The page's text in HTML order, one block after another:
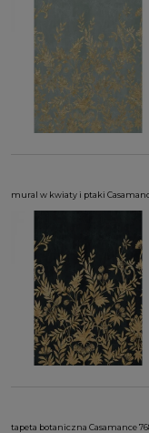
mural w kwiaty i ptaki
tapeta botaniczna Casamance